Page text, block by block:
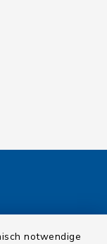
notwendige